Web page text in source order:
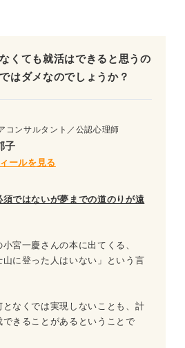
くても就活はできると思うの
はダメなのでしょうか？
コンサルタント／公認心理師
子
ールを見る
ではないが夢までの道のりが遠
宮一慶さんの本に出てくる、
山に登った人はいない」という言
となくでは実現しないことも、計
きることがあるということで